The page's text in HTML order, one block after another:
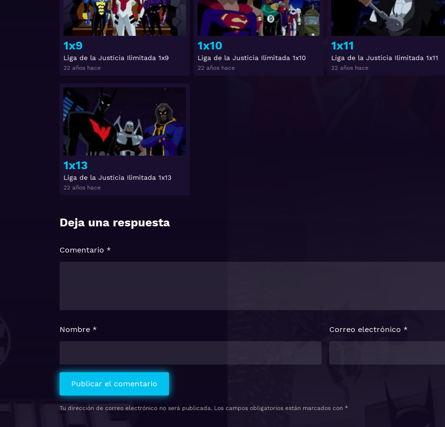
1x9
Liga de la Justicia Ilimitada 1x9
22 años hace
1x10
Liga de la Justicia Ilimitada 1x10
22 años hace
1x11
Liga de la Justicia Ilimitada 1x11
22 años hace
1x13
Liga de la Justicia Ilimitada 1x13
22 años hace
Deja una respuesta
Tu dirección de correo electrónico no será publicada. Los campos obligatorios están marcados con *
Comentario *
Nombre * Correo electrónico *